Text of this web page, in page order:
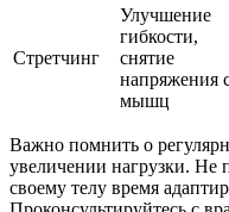
Стретчинг
Улучшение
гибкости,
снятие
напряжения
мышц
Важно помнить о
увеличении нагрузки. Не
своему телу время